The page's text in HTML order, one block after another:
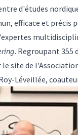
d'études
efficace et précis
. Regroupant 355
site de
Léveillée,